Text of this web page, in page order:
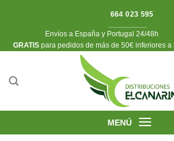
664 023 595
Envíos a España y Portugal 24/48h
​GRATIS para pedidos de más de 50€ inferiores a
MENÚ